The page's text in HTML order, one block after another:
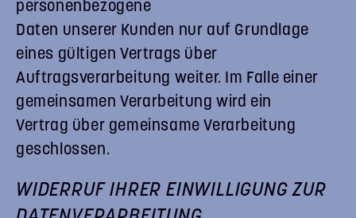
personenbezogene
Daten unserer Kunden nur auf Grundlage
eines gültigen Vertrags über
Auftragsverarbeitung weiter. Im Falle einer
gemeinsamen Verarbeitung wird ein
Vertrag über gemeinsame Verarbeitung
geschlossen.
WIDERRUF IHRER EINWILLIGUNG ZUR